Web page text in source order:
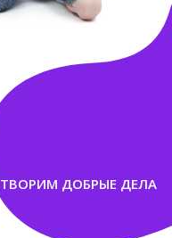
ТВОРИМ ДОБРЫЕ ДЕЛА